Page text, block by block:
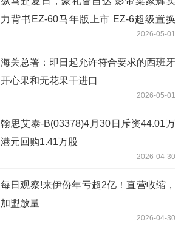
力背书EZ-60马年版上市 EZ-6超级置换
2026-05-01
海关总署：即日起允许符合要求的西班牙
开心果和无花果干进口
2026-05-01
翰思艾泰-B(03378)4月30日斥资44.01万
港元回购1.41万股
2026-04-30
每日观察!来伊份年亏超2亿！直营收缩，
加盟放量
2026-04-30